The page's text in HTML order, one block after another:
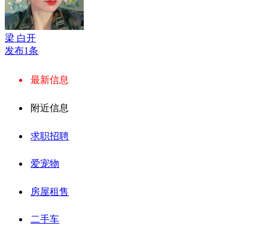
梁 白开
发布1条
最新信息
附近信息
求职招聘
爱宠物
房屋租售
二手车